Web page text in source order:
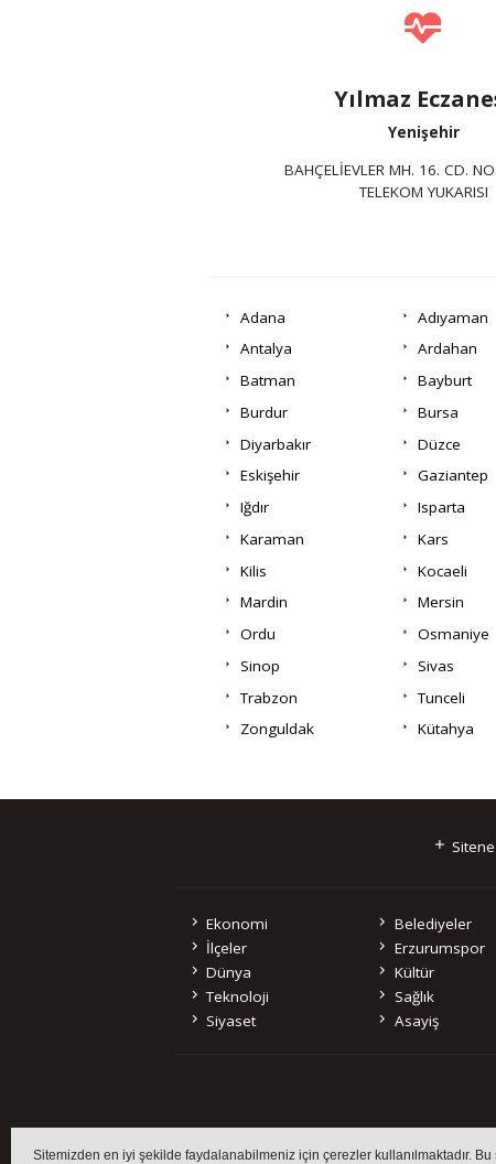
Sitemizden en iyi şekilde faydalanabilmeniz için çerezler kullanılmaktadır. Bu
Yılmaz
Yenişehir
BAHÇELİEVLER MH. 16. CD.
TELEKOM YUKARISI
Adana Adıyaman
Antalya
Ardahan
Batman
Bayburt
Burdur
Bursa
Diyarbakır
Düzce
Eskişehir
Gaziantep
Iğdır
Isparta
Karaman
Kars
Kilis
Kocaeli
Mardin
Mersin
Ordu
Osmaniye
Sinop
Sivas
Trabzon
Tunceli
Zonguldak
Kütahya
Ekonomi
Belediyeler
İlçeler
Erzurumspor
Dünya
Kültür
Teknoloji
Sağlık
Siyaset
Asayiş